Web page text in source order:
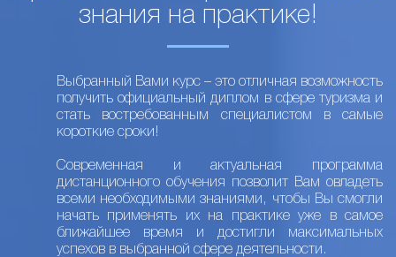
знания на практике!
Выбранный Вами курс – это отличная возможность
получить официальный диплом в сфере туризма и
стать востребованным специалистом в самые
короткие сроки!
Современная и актуальная программа
дистанционного обучения позволит Вам овладеть
всеми необходимыми знаниями, чтобы Вы смогли
начать применять их на практике уже в самое
ближайшее время и достигли максимальных
успехов в выбранной сфере деятельности.